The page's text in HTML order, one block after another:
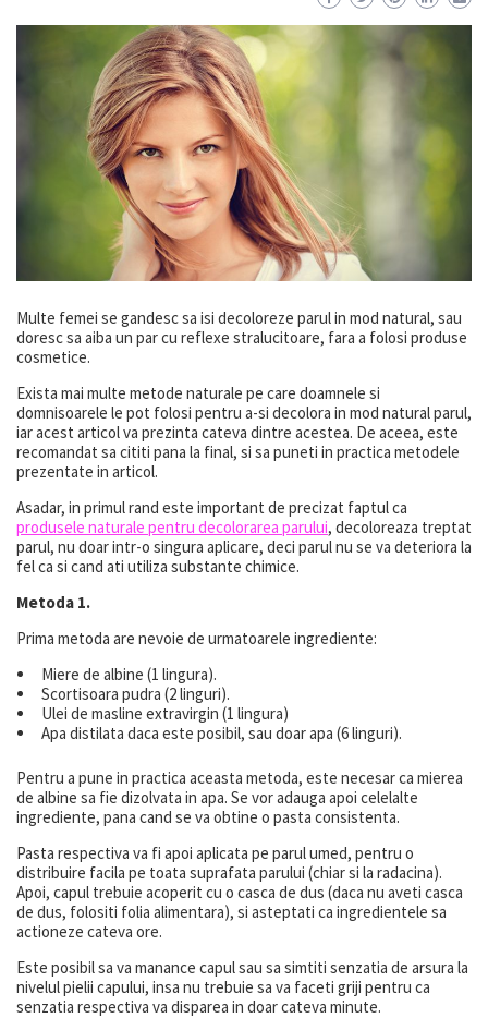
Multe femei se gandesc sa isi decoloreze parul in mod natural, sau
doresc sa aiba un par cu reflexe stralucitoare, fara a folosi produse
cosmetice.
Exista mai multe metode naturale pe care doamnele si
domnisoarele le pot folosi pentru a-si decolora in mod natural parul,
iar acest articol va prezinta cateva dintre acestea. De aceea, este
recomandat sa cititi pana la final, si sa puneti in practica metodele
prezentate in articol.
Asadar, in primul rand este important de precizat faptul ca
produsele naturale pentru decolorarea parului, decoloreaza treptat
parul, nu doar intr-o singura aplicare, deci parul nu se va deteriora la
fel ca si cand ati utiliza substante chimice.
Metoda 1.
Prima metoda are nevoie de urmatoarele ingrediente:
Miere de albine (1 lingura).
Scortisoara pudra (2 linguri).
Ulei de masline extravirgin (1 lingura)
Apa distilata daca este posibil, sau doar apa (6 linguri).
Pentru a pune in practica aceasta metoda, este necesar ca mierea
de albine sa fie dizolvata in apa. Se vor adauga apoi celelalte
ingrediente, pana cand se va obtine o pasta consistenta.
Pasta respectiva va fi apoi aplicata pe parul umed, pentru o
distribuire facila pe toata suprafata parului (chiar si la radacina).
Apoi, capul trebuie acoperit cu o casca de dus (daca nu aveti casca
de dus, folositi folia alimentara), si asteptati ca ingredientele sa
actioneze cateva ore.
Este posibil sa va manance capul sau sa simtiti senzatia de arsura la
nivelul pielii capului, insa nu trebuie sa va faceti griji pentru ca
senzatia respectiva va disparea in doar cateva minute.